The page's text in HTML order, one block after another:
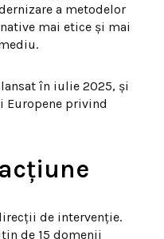
a metodelor
mai etice și mai
în iulie 2025, și
Europene privind
de intervenție.
de 15 domenii